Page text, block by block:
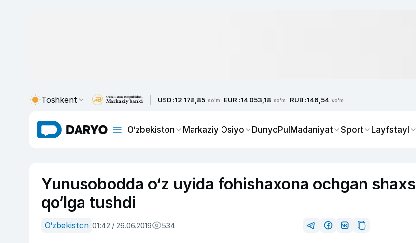
Toshkent USD :12 178,85 so'm EUR :14 053,18 so'm RUB :146,54 so'm
O‘zbekiston Markaziy Osiyo DunyoPulMadaniyat Sport Layfstayl
Yunusobodda o‘z uyida fohishaxona ochgan shaxs
qo‘lga tushdi
O‘zbekiston 01:42 / 26.06.2019 534